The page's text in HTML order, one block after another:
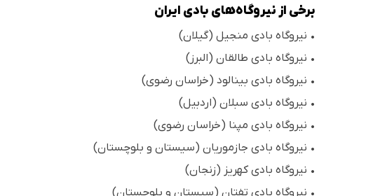
برخی از نیروگاه‌های بادی ایران
• نیروگاه بادی منجیل (گیلان)
• نیروگاه بادی طالقان (البرز)
• نیروگاه بادی بینالود (خراسان رضوی)
• نیروگاه بادی سبلان (اردبیل)
• نیروگاه بادی مپنا (خراسان رضوی)
• نیروگاه بادی جازموریان (سیستان و بلوچستان)
• نیروگاه بادی کهریز (زنجان)
• نیروگاه بادی تفتان (سیستان و بلوچستان)